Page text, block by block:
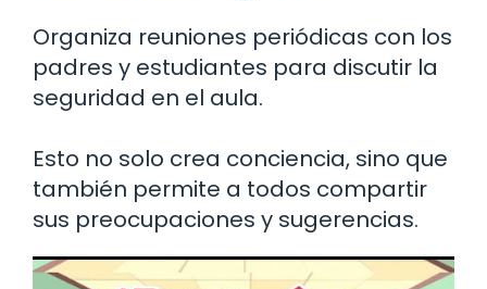
Organiza reuniones periódicas con los
padres y estudiantes para discutir la
seguridad en el aula.
Esto no solo crea conciencia, sino que
también permite a todos compartir
sus preocupaciones y sugerencias.